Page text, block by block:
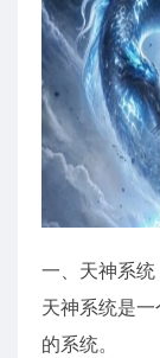
一、天神系统
天神系统是
的系统。